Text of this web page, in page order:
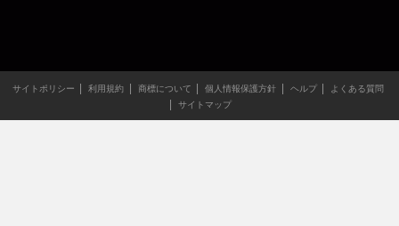
サイトポリシー 利用規約 商標について 個人情報保護方針 ヘルプ
よくある質問
サイトマップ